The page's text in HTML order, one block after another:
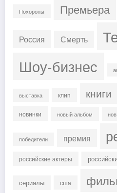
Похороны Премьера
Россия Смерть
Шоу-бизнес
выставка клип книги
новинки новый альбом
победители премия
российские актеры
сериалы сша